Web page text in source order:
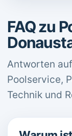
FAQ zu
Antworten
Poolservice,
Technik und